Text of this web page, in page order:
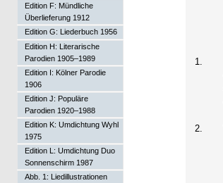
1.
2.
Edition F: Mündliche
Überlieferung 1912
Edition G: Liederbuch 1956
Edition H: Literarische
Parodien 1905–1989
Edition I: Kölner Parodie
1906
Edition J: Populäre
Parodien 1920–1988
Edition K: Umdichtung Wyhl
1975
Edition L: Umdichtung Duo
Sonnenschirm 1987
Abb. 1: Liedillustrationen